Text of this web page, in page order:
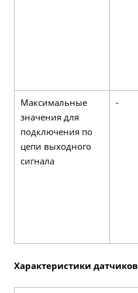
Максимальные
значения для
подключения по
цепи выходного
сигнала
-
Характеристики датчиков